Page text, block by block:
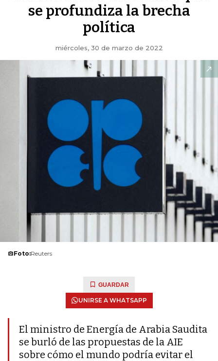
se profundiza la brecha
política
miércoles, 30 de marzo de 2022
Foto:Reuters
GUARDAR
UNIRSE A WHATSAPP
El ministro de Energía de Arabia Saudita
se burló de las propuestas de la AIE
sobre cómo el mundo podría evitar el